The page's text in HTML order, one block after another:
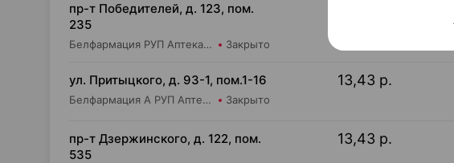
пр-т Победителей, д. 123, пом.
235
Белфармация РУП Аптека №104 Закрыто
ул. Притыцкого, д. 93-1, пом.1-16
Белфармация А РУП Аптека №91 Закрыто
13,43 р.
пр-т Дзержинского, д. 122, пом.
535
13,43 р.